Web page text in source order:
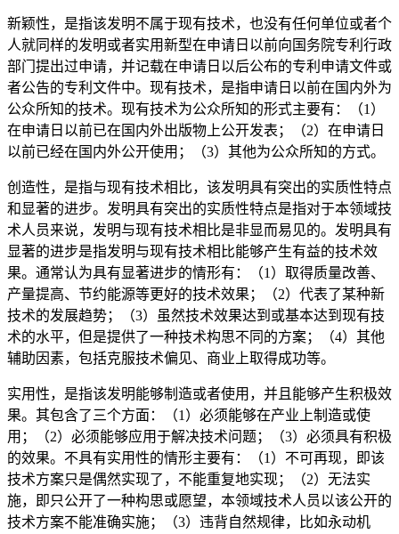
新颖性，是指该发明不属于现有技术，也没有任何单位或者个
人就同样的发明或者实用新型在申请日以前向国务院专利行政
部门提出过申请，并记载在申请日以后公布的专利申请文件或
者公告的专利文件中。现有技术，是指申请日以前在国内外为
公众所知的技术。现有技术为公众所知的形式主要有：（1）
在申请日以前已在国内外出版物上公开发表；（2）在申请日
以前已经在国内外公开使用；（3）其他为公众所知的方式。
创造性，是指与现有技术相比，该发明具有突出的实质性特点
和显著的进步。发明具有突出的实质性特点是指对于本领域技
术人员来说，发明与现有技术相比是非显而易见的。发明具有
显著的进步是指发明与现有技术相比能够产生有益的技术效
果。通常认为具有显著进步的情形有：（1）取得质量改善、
产量提高、节约能源等更好的技术效果；（2）代表了某种新
技术的发展趋势；（3）虽然技术效果达到或基本达到现有技
术的水平，但是提供了一种技术构思不同的方案；（4）其他
辅助因素，包括克服技术偏见、商业上取得成功等。
实用性，是指该发明能够制造或者使用，并且能够产生积极效
果。其包含了三个方面：（1）必须能够在产业上制造或使
用；（2）必须能够应用于解决技术问题；（3）必须具有积极
的效果。不具有实用性的情形主要有：（1）不可再现，即该
技术方案只是偶然实现了，不能重复地实现；（2）无法实
施，即只公开了一种构思或愿望，本领域技术人员以该公开的
技术方案不能准确实施；（3）违背自然规律，比如永动机